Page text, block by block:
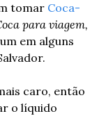
tomar Coca-
para viagem,
em alguns
caro, então
o líquido